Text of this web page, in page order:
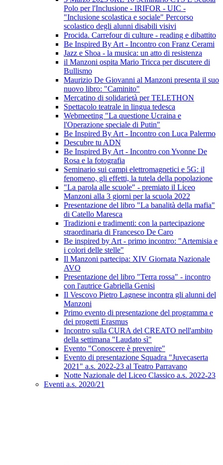
Polo per l'Inclusione - IRIFOR - UIC -
"Inclusione scolastica e sociale" Percorso
scolastico degli alunni disabili visivi
Procida. Carrefour di culture - reading e dibattito
Be Inspired By Art - Incontro con Franz Cerami
Jazz e Shoa - la musica: un atto di resistenza
il Manzoni ospita Mario Tricca per discutere di
Bullismo
Maurizio De Giovanni al Manzoni presenta il suo
nuovo libro: "Caminito"
Mercatino di solidarietà per TELETHON
Spettacolo teatrale in lingua tedesca
Webmeeting "La questione Ucraina e
l'Operazione speciale di Putin"
Be Inspired By Art - Incontro con Luca Palermo
Descubre tu ADN
Be Inspired By Art - Incontro con Yvonne De
Rosa e la fotografia
Seminario sui campi elettromagnetici e 5G: il
fenomeno, gli effetti, la tutela della popolazione
"La parola alle scuole" - premiato il Liceo
Manzoni alla 3 giorni per la scuola 2022
Presentazione del libro "La banalità della mafia"
di Catello Maresca
Tradizioni e tradimenti: con la partecipazione
straordinaria di Francesco De Caro
Be inspired by Art - primo incontro: "Artemisia e
i colori delle stelle"
Il Manzoni partecipa: XIV Giornata Nazionale
AVO
Presentazione del libro "Terra rossa" - incontro
con l'autrice Gabriella Genisi
Il Vescovo Pietro Lagnese incontra gli alunni del
Manzoni
Primo evento di presentazione del programma e
dei progetti Erasmus
Incontro sulla CURA del CREATO nell'ambito
della settimana "Laudato sì"
Evento "Conoscere è prevenire"
Evento di presentazione Squadra "Juvecaserta
2021" a.s. 2022-23 al Teatro Parravano
Notte Nazionale del Liceo Classico a.s. 2022-23
Eventi a.s. 2020/21